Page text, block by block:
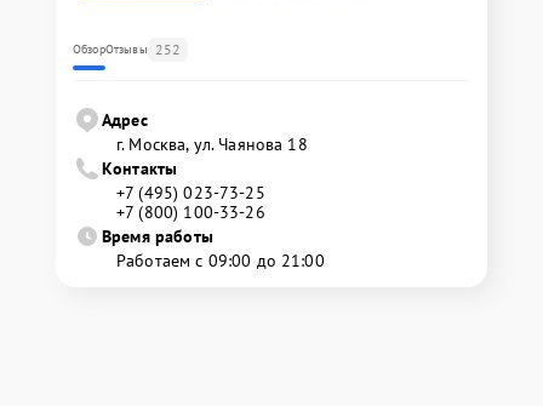
ОбзорОтзывы 252
Адрес
г. Москва, ул. Чаянова 18
Контакты
+7 (495) 023-73-25
+7 (800) 100-33-26
Время работы
Работаем с 09:00 до 21:00